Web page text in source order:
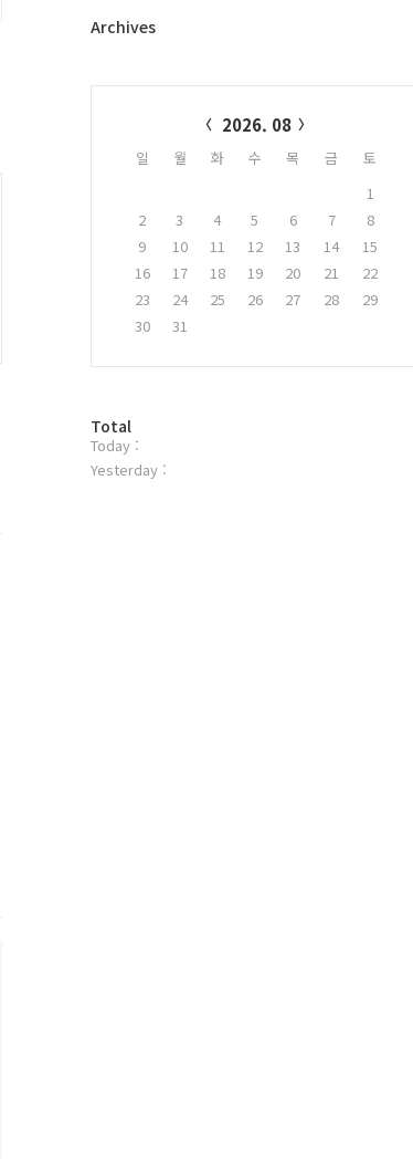
플
Archives
2026. 08
일 월 화 수 목 금
토
1
2
3 4 5 6 7
8
9
10 11 12 13 14
15
16
17 18 19 20 21
22
23
24 25 26 27 28
29
30
31
방
문
자
Total
Today :
Yesterday :